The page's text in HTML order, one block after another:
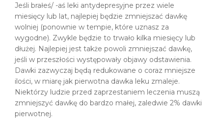
Jeśli brałeś/ -aś leki antydepresyjne przez wiele
miesięcy lub lat, najlepiej będzie zmniejszać dawkę
wolniej (ponownie w tempie, które uznasz za
wygodne). Zwykle będzie to trwało kilka miesięcy lub
dłużej. Najlepiej jest także powoli zmniejszać dawkę,
jeśli w przeszłości występowały objawy odstawienia.
Dawki zazwyczaj będą redukowane o coraz mniejsze
ilości, w miarę jak pierwotna dawka leku zmaleje.
Niektórzy ludzie przed zaprzestaniem leczenia muszą
zmniejszyć dawkę do bardzo małej, zaledwie 2% dawki
pierwotnej.